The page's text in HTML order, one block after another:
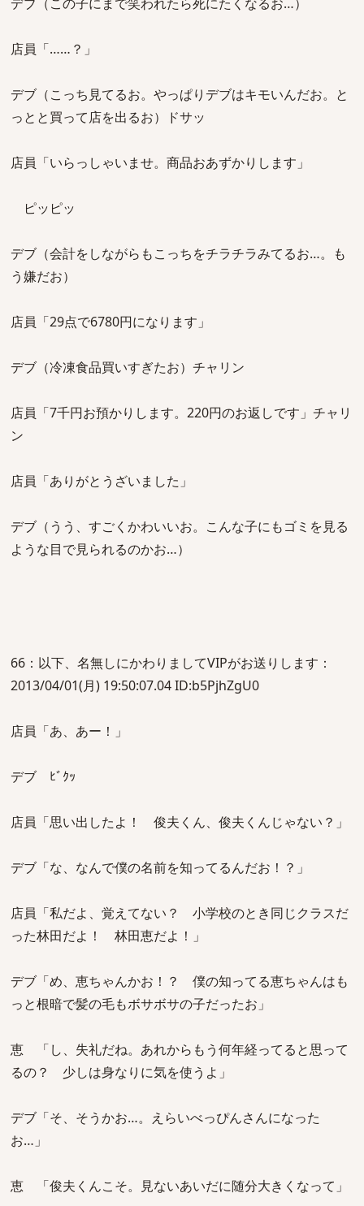
店員「……？」
デブ（こっち見てるお。やっぱりデブはキモいんだお。と
っとと買って店を出るお）ドサッ
店員「いらっしゃいませ。商品おあずかりします」
ピッピッ
デブ（会計をしながらもこっちをチラチラみてるお…。も
う嫌だお）
店員「29点で6780円になります」
デブ（冷凍食品買いすぎたお）チャリン
店員「7千円お預かりします。220円のお返しです」チャリ
ン
店員「ありがとうざいました」
デブ（うう、すごくかわいいお。こんな子にもゴミを見る
ような目で見られるのかお…）
66：以下、名無しにかわりましてVIPがお送りします：
2013/04/01(月) 19:50:07.04 ID:b5PjhZgU0
店員「あ、あー！」
デブ ﾋﾞｸｯ
店員「思い出したよ！ 俊夫くん、俊夫くんじゃない？」
デブ「な、なんで僕の名前を知ってるんだお！？」
店員「私だよ、覚えてない？ 小学校のとき同じクラスだ
った林田だよ！ 林田恵だよ！」
デブ「め、恵ちゃんかお！？ 僕の知ってる恵ちゃんはも
っと根暗で髪の毛もボサボサの子だったお」
恵 「し、失礼だね。あれからもう何年経ってると思って
るの？ 少しは身なりに気を使うよ」
デブ「そ、そうかお…。えらいべっぴんさんになった
お…」
恵 「俊夫くんこそ。見ないあいだに随分大きくなって」